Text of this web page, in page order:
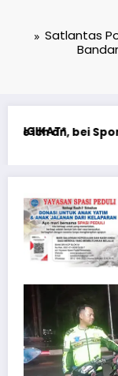
Satlantas
1xBet: типичные